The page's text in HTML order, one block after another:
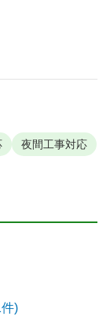
夜間工事対応
)